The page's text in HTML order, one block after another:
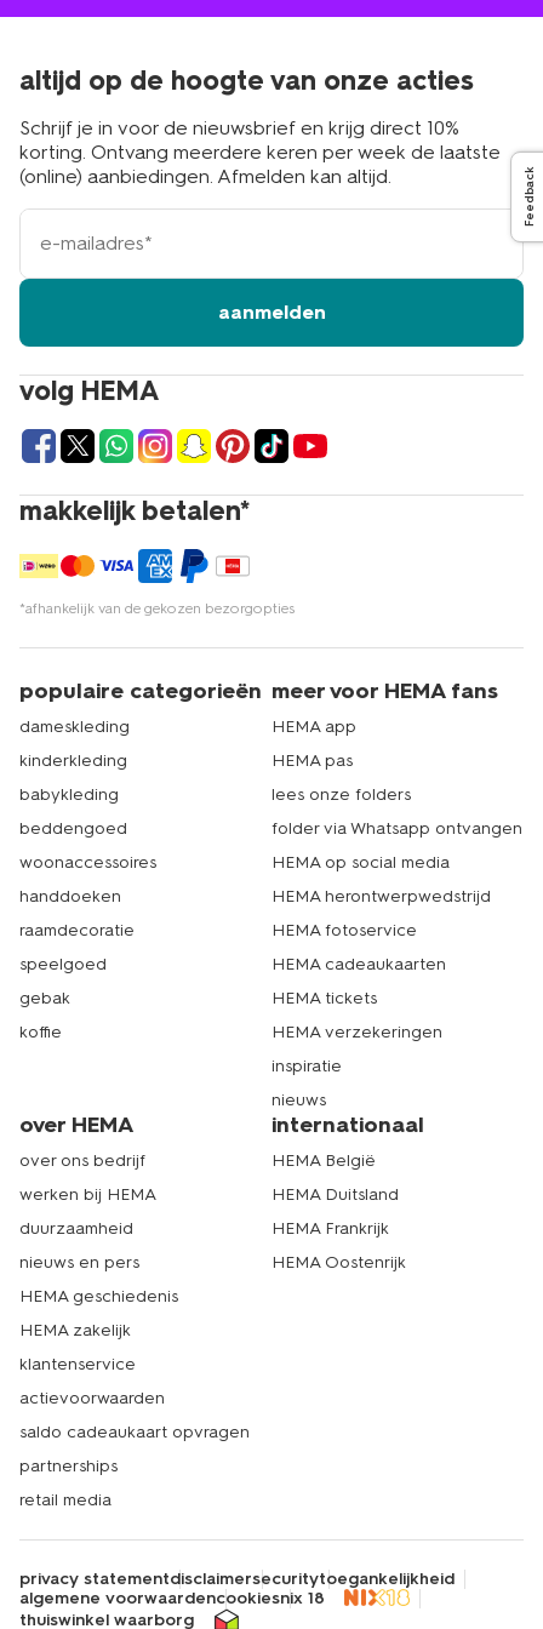
volg HEMA
makkelijk betalen*
*afhankelijk van de gekozen bezorgopties
altijd op de hoogte van onze acties
Schrijf je in voor de nieuwsbrief en krijg direct 10%
korting. Ontvang meerdere keren per week de laatste
(online) aanbiedingen. Afmelden kan altijd.
e-
mailadres
aanmelden
populaire categorieën
dameskleding
kinderkleding
babykleding
beddengoed
woonaccessoires
handdoeken
raamdecoratie
speelgoed
gebak
koffie
meer voor HEMA fans
HEMA app
HEMA pas
lees onze folders
folder via Whatsapp ontvangen
HEMA op social media
HEMA herontwerpwedstrijd
HEMA fotoservice
HEMA cadeaukaarten
HEMA tickets
HEMA verzekeringen
inspiratie
nieuws
over HEMA
over ons bedrijf
werken bij HEMA
duurzaamheid
nieuws en pers
HEMA geschiedenis
HEMA zakelijk
klantenservice
actievoorwaarden
saldo cadeaukaart opvragen
partnerships
retail media
internationaal
HEMA België
HEMA Duitsland
HEMA Frankrijk
HEMA Oostenrijk
privacy statementdisclaimersecuritytoegankelijkheid
algemene voorwaardencookiesnix 18
thuiswinkel waarborg
Feedback